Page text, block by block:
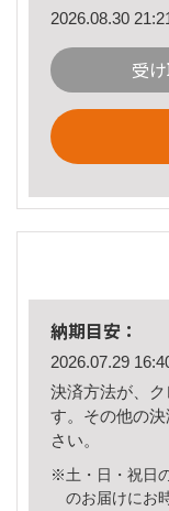
2026.08.30
受
納期目安：
2026.07.29
決済方法が、
す。その他の
さい。
※土・日・祝日
のお届けにお